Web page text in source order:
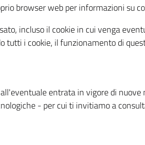
browser web per informazioni su
incluso il cookie in cui venga
tutti i cookie, il funzionamento di
entrata in vigore di
- per cui ti invitiamo a